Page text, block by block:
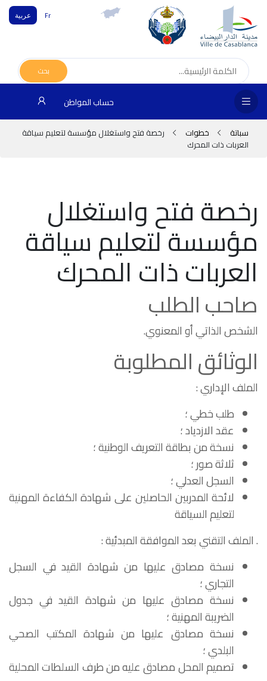
Fr عربية
بحث
حساب المواطن
سباتة خطوات
رخصة فتح واستغلال مؤسسة لتعليم سياقة
العربات ذات المحرك
رخصة فتح واستغلال
مؤسسة لتعليم سياقة
العربات ذات المحرك
صاحب الطلب
الشخص الذاتي أو المعنوي.
الوثائق المطلوبة
الملف الإداري :
طلب خطي ؛
عقد الازدياد ؛
نسخة من بطاقة التعريف الوطنية ؛
ثلاثة صور ؛
السجل العدلي ؛
لائحة المدربين الحاصلين على شهادة الكفاءة المهنية
لتعليم السياقة
. الملف التقني بعد الموافقة المبدئية :
نسخة مصادق عليها من شهادة القيد في السجل
التجاري ؛
نسخة مصادق عليها من شهادة القيد في جدول
الضريبة المهنية ؛
نسخة مصادق عليها من شهادة المكتب الصحي
البلدي ؛
تصميم المحل مصادق عليه من طرف السلطات المحلية